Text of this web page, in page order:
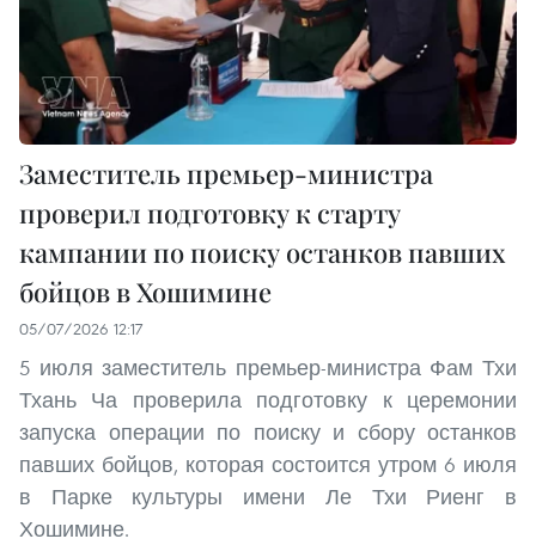
Заместитель премьер-министра
проверил подготовку к старту
кампании по поиску останков павших
бойцов в Хошимине
05/07/2026 12:17
5 июля заместитель премьер-министра Фам Тхи
Тхань Ча проверила подготовку к церемонии
запуска операции по поиску и сбору останков
павших бойцов, которая состоится утром 6 июля
в Парке культуры имени Ле Тхи Риенг в
Хошимине.